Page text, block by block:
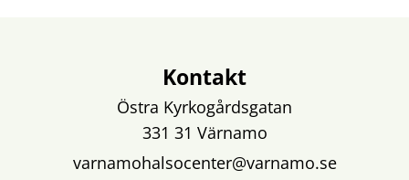
Kontakt
Östra Kyrkogårdsgatan
331 31 Värnamo
varnamohalsocenter@varnamo.se